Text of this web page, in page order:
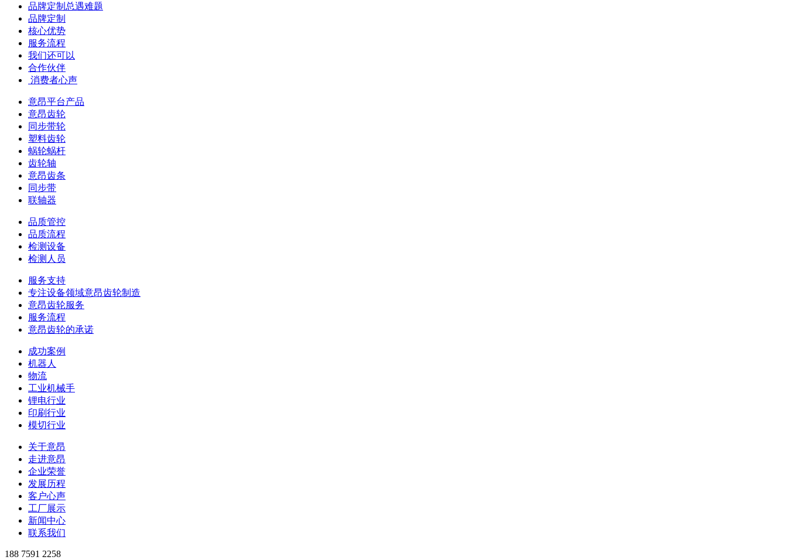
品牌定制总遇难题
品牌定制
核心优势
服务流程
我们还可以
合作伙伴
​ 消费者心声
意昂平台产品
意昂齿轮
同步带轮
塑料齿轮
蜗轮蜗杆
齿轮轴
意昂齿条
同步带
联轴器
品质管控
品质流程
检测设备
检测人员
服务支持
专注设备领域意昂齿轮制造
意昂齿轮服务
服务流程
意昂齿轮的承诺
成功案例
机器人
物流
工业机械手
锂电行业
印刷行业
模切行业
关于意昂
走进意昂
企业荣誉
发展历程
客户心声
工厂展示
新闻中心
联系我们
188 7591 2258